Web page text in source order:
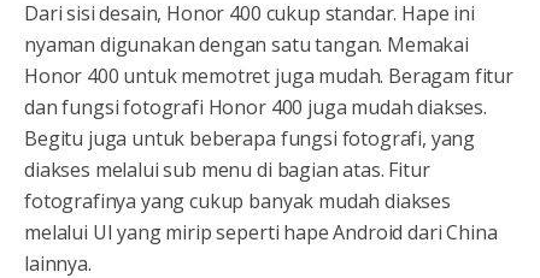
Dari sisi desain, Honor 400 cukup standar. Hape ini
nyaman digunakan dengan satu tangan. Memakai
Honor 400 untuk memotret juga mudah. Beragam fitur
dan fungsi fotografi Honor 400 juga mudah diakses.
Begitu juga untuk beberapa fungsi fotografi, yang
diakses melalui sub menu di bagian atas. Fitur
fotografinya yang cukup banyak mudah diakses
melalui UI yang mirip seperti hape Android dari China
lainnya.